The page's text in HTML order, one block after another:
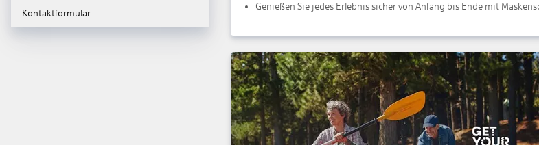
Kontaktformular
Genießen Sie jedes Erlebnis sicher von Anfang bis Ende mit